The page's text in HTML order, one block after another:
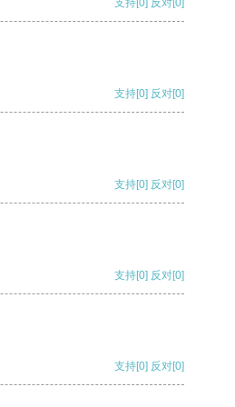
支持 [0] 反对 [0]
支持[0] 反对[0]
支持[0] 反对[0]
支持[0] 反对[0]
支持[0] 反对[0]